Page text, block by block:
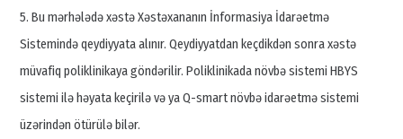
5. Bu mərhələdə xəstə Xəstəxananın İnformasiya İdarəetmə
Sistemində qeydiyyata alınır. Qeydiyyatdan keçdikdən sonra xəstə
müvafiq poliklinikaya göndərilir. Poliklinikada növbə sistemi HBYS
sistemi ilə həyata keçirilə və ya Q-smart növbə idarəetmə sistemi
üzərindən ötürülə bilər.